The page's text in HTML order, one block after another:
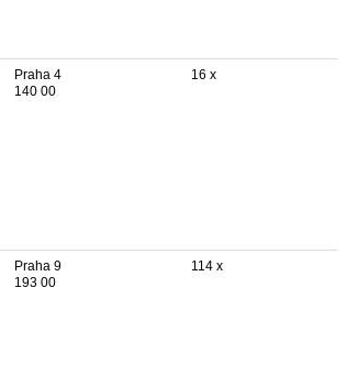
Praha 4
140 00
16 x
Praha 9
193 00
114 x